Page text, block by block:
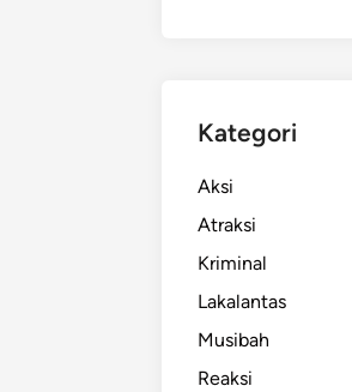
Kategori
Aksi
Atraksi
Kriminal
Lakalantas
Musibah
Reaksi